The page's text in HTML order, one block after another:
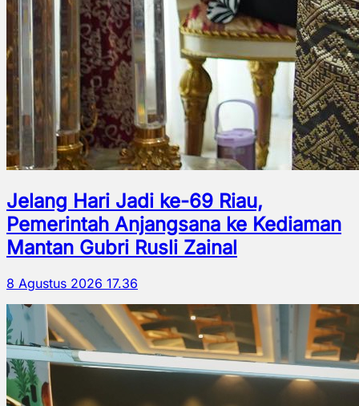
Jelang Hari Jadi ke-69 Riau,
Pemerintah Anjangsana ke Kediaman
Mantan Gubri Rusli Zainal
8 Agustus 2026 17.36